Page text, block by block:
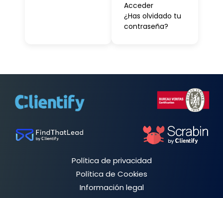
Acceder
¿Has olvidado tu
contraseña?
Política de privacidad
Política de Cookies
Información legal